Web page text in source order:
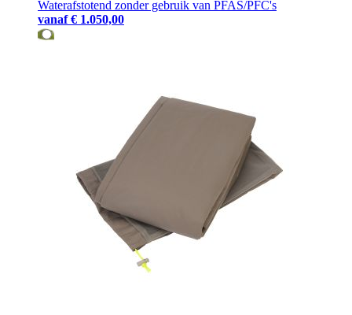
Waterafstotend zonder gebruik van PFAS/PFC's
vanaf € 1.050,00